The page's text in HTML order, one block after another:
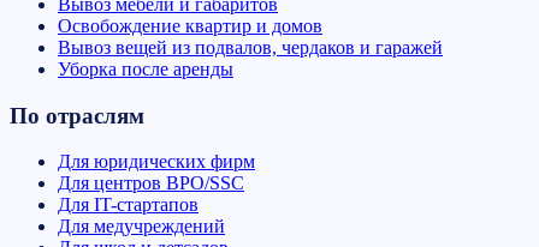
Освобождение квартир и домов
Вывоз вещей из подвалов, чердаков и гаражей
Уборка после аренды
По отраслям
Для юридических фирм
Для центров BPO/SSC
Для IT-стартапов
Для медучреждений